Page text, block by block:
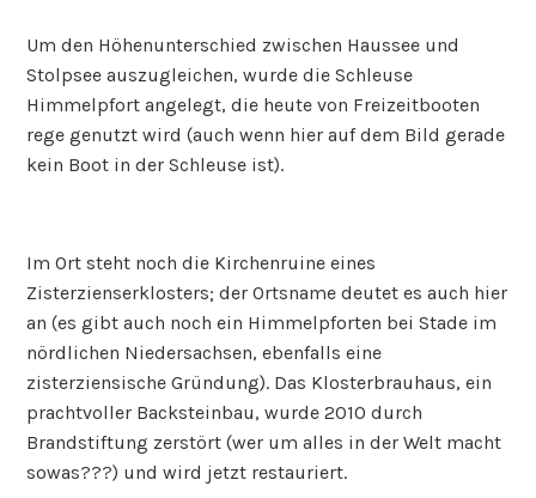
Um den Höhenunterschied zwischen Haussee und
Stolpsee auszugleichen, wurde die Schleuse
Himmelpfort angelegt, die heute von Freizeitbooten
rege genutzt wird (auch wenn hier auf dem Bild gerade
kein Boot in der Schleuse ist).
Im Ort steht noch die Kirchenruine eines
Zisterzienserklosters; der Ortsname deutet es auch hier
an (es gibt auch noch ein Himmelpforten bei Stade im
nördlichen Niedersachsen, ebenfalls eine
zisterziensische Gründung). Das Klosterbrauhaus, ein
prachtvoller Backsteinbau, wurde 2010 durch
Brandstiftung zerstört (wer um alles in der Welt macht
sowas???) und wird jetzt restauriert.